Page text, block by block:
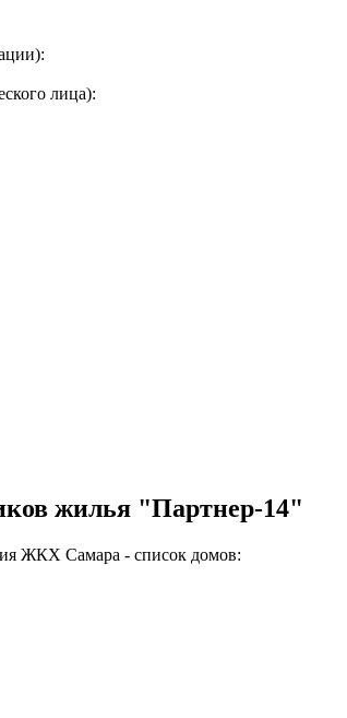
лица):
жилья "Партнер-14"
ЖКХ Самара - список домов: